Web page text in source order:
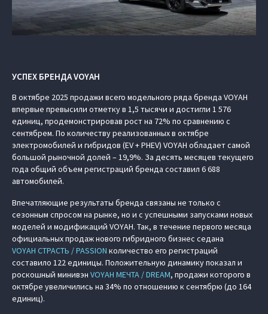
УСПЕХ БРЕНДА VOYAH
В октябре 2025 продажи всего модельного ряда бренда VOYAH
впервые превысили отметку в 1,5 тысячи и достигли 1 576
единиц, продемонстрировав рост на 72% по сравнению с
сентябрем. По количеству реализованных в октябре
электромобилей и гибридов (EV + PHEV) VOYAH обладает самой
большой рыночной долей – 19,9%. За десять месяцев текущего
года общий объем регистраций бренда составил 6 688
автомобилей.
Впечатляющие результаты бренда связаны не только с
сезонным спросом на рынке, но и с успешными запусками новых
моделей и модификаций VOYAH. Так, в течение первого месяца
официальных продаж нового гибридного бизнес седана
VOYAH СТРАСТЬ / PASSION количество его регистраций
составило 122 единицы. Положительную динамику показал и
роскошный минивэн VOYAH МЕЧТА / DREAM, продажи которого в
октябре увеличились на 34% по отношению к сентябрю (до 164
единиц).